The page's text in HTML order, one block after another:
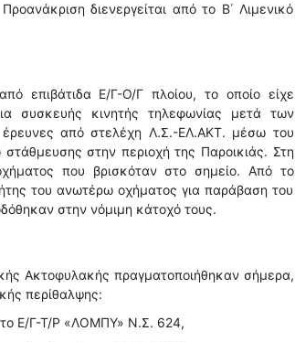
διενεργείται από το Β΄ Λιμενικό
επιβάτιδα Ε/Γ-Ο/Γ πλοίου, το οποίο είχε
συσκευής κινητής τηλεφωνίας μετά των
από στελέχη Λ.Σ.-ΕΛ.ΑΚΤ. μέσω του
στην περιοχή της Παροικιάς. Στη
που βρισκόταν στο σημείο. Από το
του ανωτέρω οχήματος για παράβαση του
στην νόμιμη κάτοχό τους.
Ακτοφυλακής πραγματοποιήθηκαν σήμερα,
περίθαλψης:
το Ε/Γ-Τ/Ρ «ΛΟΜΠΥ» Ν.Σ. 624,